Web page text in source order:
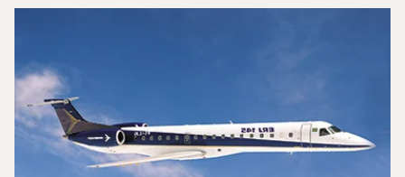
Hatótávolság (NM)